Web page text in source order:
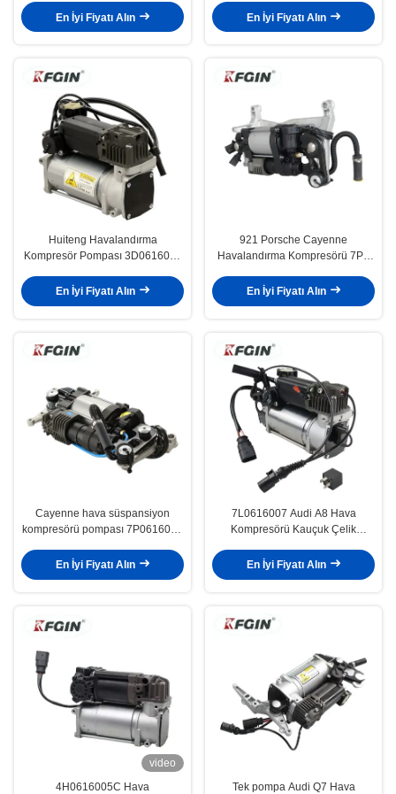
En İyi Fiyatı Alın
süspansiyon kompresörü
En İyi Fiyatı Alın
Huiteng Havalandırma
Kompresör Pompası 3D0616005
En İyi Fiyatı Alın
921 Porsche Cayenne
Havalandırma Kompresörü 7P0
Havalandırıcı
En İyi Fiyatı Alın
Cayenne hava süspansiyon
kompresörü pompası 7P0616006
kompresörü
En İyi Fiyatı Alın
7L0616007 Audi A8 Hava
Kompresörü Kauçuk Çelik
Kompresörü
En İyi Fiyatı Alın
video
4H0616005C Hava
Tek pompa Audi Q7 Hava